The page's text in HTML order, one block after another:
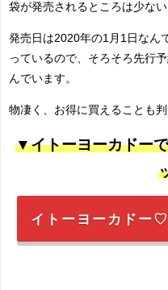
袋が発売されるところは少ない
発売日は2020年の1月1日なん
っているので、そろそろ先行
んでいます。
物凄く、お得に買えることも判
▼イトーヨーカドー
イトーヨーカドー